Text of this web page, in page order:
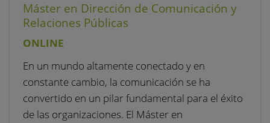
Máster en Dirección de Comunicación y
Relaciones Públicas
ONLINE
En un mundo altamente conectado y en
constante cambio, la comunicación se ha
convertido en un pilar fundamental para el éxito
de las organizaciones. El Máster en